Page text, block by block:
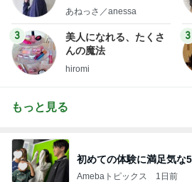
little minimalist's bea
あねっさ／anessa
3
美人になれる、たくさ
んの魔法
hiromi
3
もっと見る
初めての体験に満足気な
Amebaトピックス 1日前